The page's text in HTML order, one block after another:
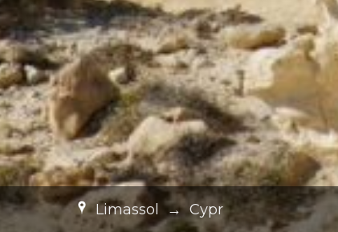
Limassol → Cypr